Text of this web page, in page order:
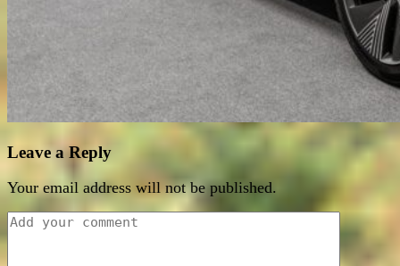
Leave a Reply
Your email address will not be published.